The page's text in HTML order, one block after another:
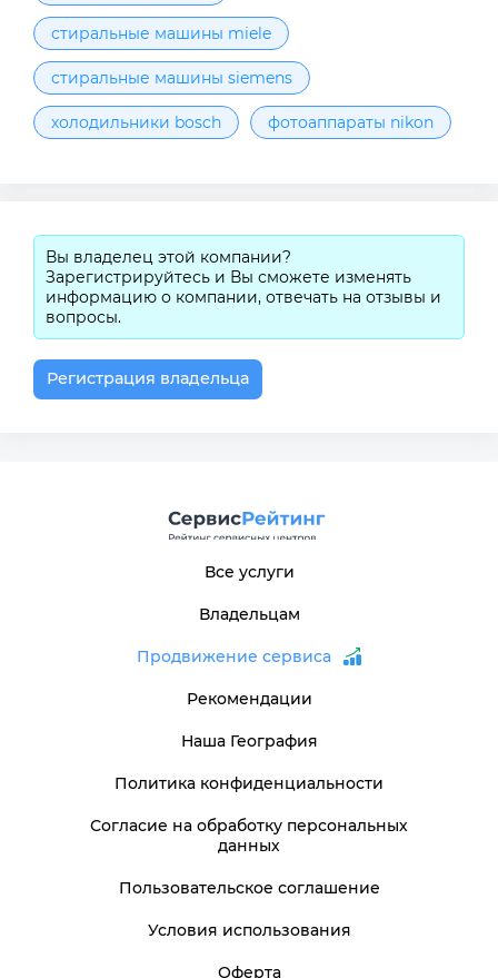
стиральные машины miele
стиральные машины siemens
холодильники bosch фотоаппараты nikon
Вы владелец этой компании?
Зарегистрируйтесь и Вы сможете изменять
информацию о компании, отвечать на отзывы и
вопросы.
Регистрация владельца
Все услуги
Владельцам
Продвижение сервиса
Рекомендации
Наша География
Политика конфиденциальности
Согласие на обработку персональных
данных
Пользовательское соглашение
Условия использования
Оферта